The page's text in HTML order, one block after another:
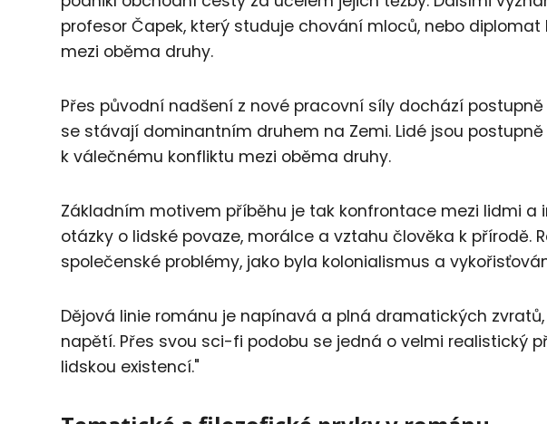
profesor Čapek, který studuje chování mloců, nebo
mezi oběma druhy.
Přes původní nadšení z nové pracovní síly dochází
se stávají dominantním druhem na Zemi. Lidé jsou
k válečnému konfliktu mezi oběma druhy.
Základním motivem příběhu je tak konfrontace mezi lidmi a
otázky o lidské povaze, morálce a vztahu člověka k přírodě.
společenské problémy, jako byla kolonialismus a
Dějová linie románu je napínavá a plná dramatických
napětí. Přes svou sci-fi podobu se jedná o velmi realistický
lidskou existencí."